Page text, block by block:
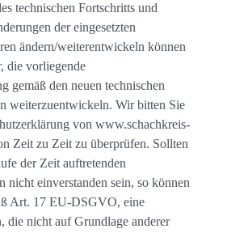
technischen Fortschritts und
der eingesetzten
ändern/weiterentwickeln können
die vorliegende
gemäß den neuen technischen
weiterzuentwickeln. Wir bitten Sie
von www.schachkreis-
Zeit zu Zeit zu überprüfen. Sollten
der Zeit auftretenden
nicht einverstanden sein, so können
Art. 17 EU-DSGVO, eine
die nicht auf Grundlage anderer